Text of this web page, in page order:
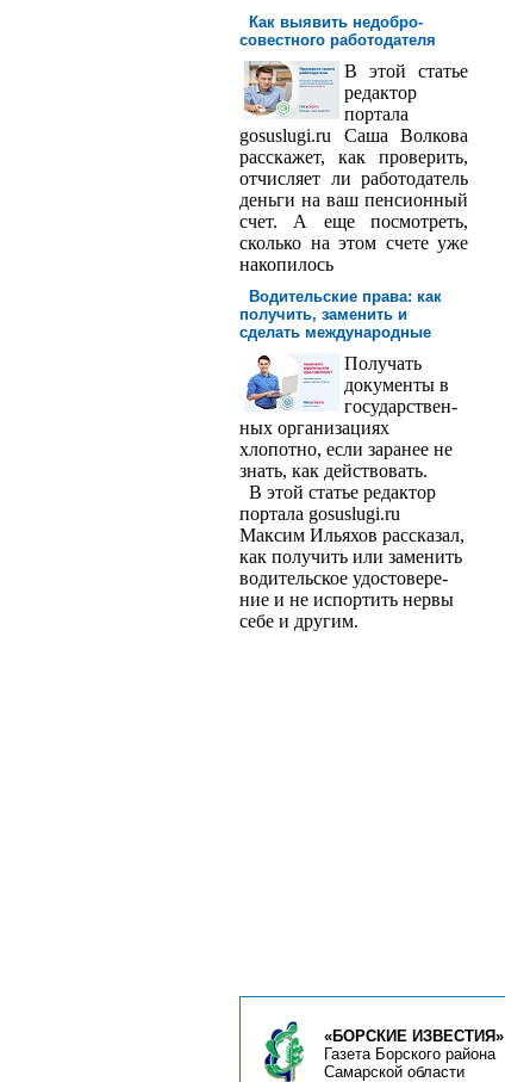
Как выявить недобро­
совестного работодателя
В этой статье
редактор
порта­ла
gosuslugi.ru Саша Волкова
расскажет, как проверить,
отчисляет ли работодатель
деньги на ваш пенсионный
счет. А еще посмотреть,
сколько на этом счете уже
накопилось
Водительские права: как
получить, заменить и
сделать международ­ные
Получать
доку­менты в
государствен­
ных организациях
хлопотно, если заранее не
знать, как действовать.
В этой статье редактор
портала gosuslugi.ru
Максим Ильяхов рассказал,
как получить или заменить
водительское удостовере­
ние и не испортить нервы
себе и другим.
«БОРСКИЕ ИЗВЕСТИЯ»
Газета Борского района
Самарской области